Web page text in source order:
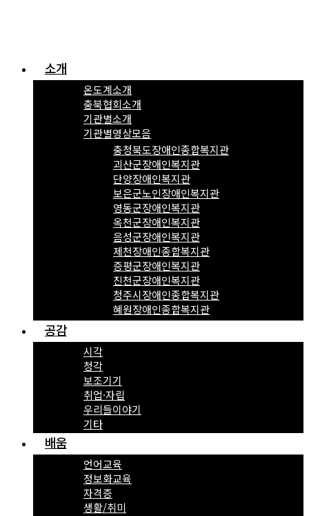
소개
온도계소개
충북협회소개
기관별소개
기관별영상모음
충청북도장애인종합복지관
괴산군장애인복지관
단양장애인복지관
보은군노인장애인복지관
영동군장애인복지관
옥천군장애인복지관
음성군장애인복지관
제천장애인종합복지관
증평군장애인복지관
진천군장애인복지관
청주시장애인종합복지관
혜원장애인종합복지관
공감
시각
청각
보조기기
취업·자립
우리들이야기
기타
배움
언어교육
정보화교육
자격증
생활/취미